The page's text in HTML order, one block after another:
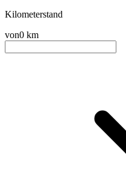
Kilometerstand
von0 km